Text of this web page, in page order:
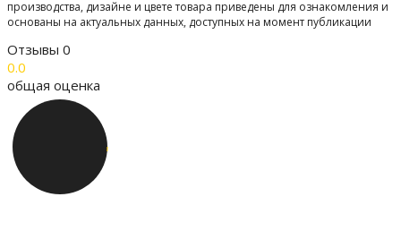
производства, дизайне и цвете товара приведены для ознакомления и
основаны на актуальных данных, доступных на момент публикации
Отзывы 0
0.0
общая оценка